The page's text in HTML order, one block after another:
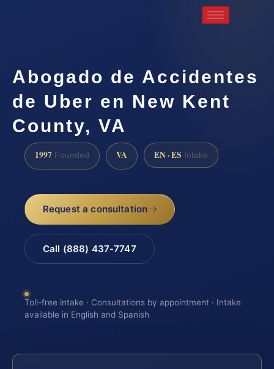
Abogado de Accidentes
de Uber en New Kent
County, VA
1997 Founded VA EN · ES Intake
Request a consultation
Call (888) 437-7747
Toll-free intake · Consultations by appointment · Intake
available in English and Spanish